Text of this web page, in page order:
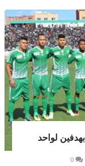
لواحد
0